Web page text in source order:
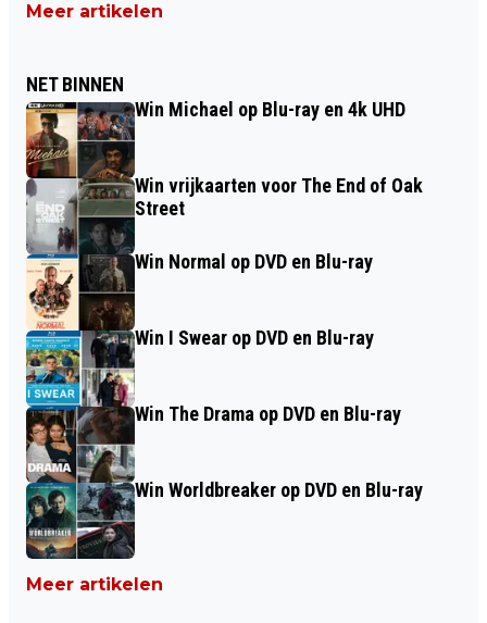
Meer artikelen
NET BINNEN
Win Michael op Blu-ray en 4k UHD
Win vrijkaarten voor The End of Oak
Street
Win Normal op DVD en Blu-ray
Win I Swear op DVD en Blu-ray
Win The Drama op DVD en Blu-ray
Win Worldbreaker op DVD en Blu-ray
Meer artikelen